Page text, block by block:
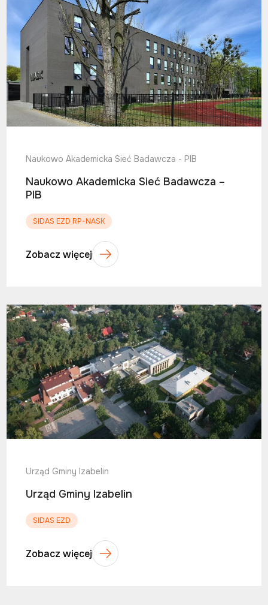
Naukowo Akademicka Sieć Badawcza - PIB
Naukowo Akademicka Sieć Badawcza –
PIB
SIDAS EZD RP-NASK
Zobacz więcej
Urząd Gminy Izabelin
Urząd Gminy Izabelin
SIDAS EZD
Zobacz więcej